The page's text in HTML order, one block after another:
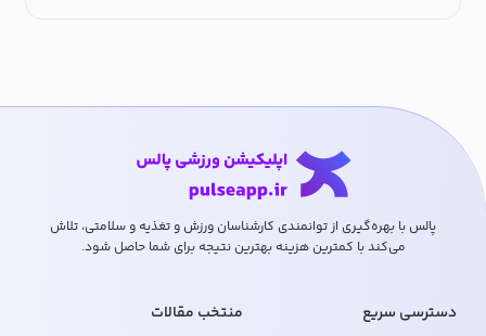
پالس با بهره‌گیری از توانمندی کارشناسان ورزش و تغذیه و سلامتی، تلاش
می‌کند با کمترین هزینه بهترین نتیجه برای شما حاصل شود.
دسترسی سریع منتخب مقالات